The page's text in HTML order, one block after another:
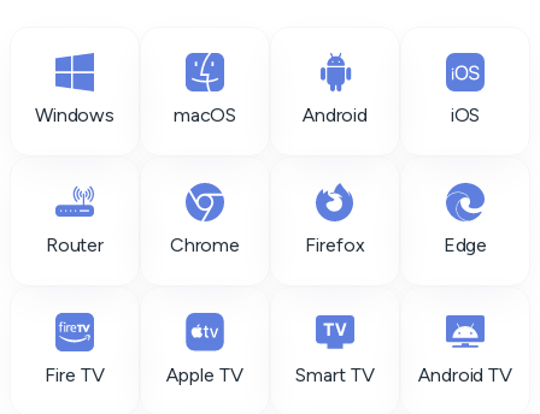
Windows macOS Android iOS
Router Chrome Firefox Edge
Fire TV Apple TV Smart TV Android TV